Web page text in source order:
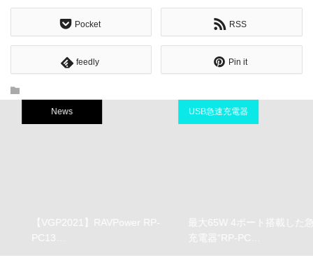
Pocket RSS
feedly Pin it
【VGP2021】RAVPower RP-
PC13…
USB急速充電器
最大65W 4ポート搭載した急速
充電器“RP-PC…